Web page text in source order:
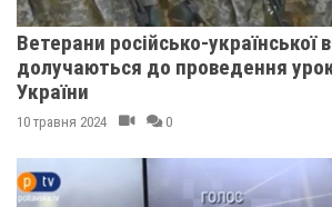
Ветерани російсько-української
долучаються до проведення
України
10 травня 2024 0